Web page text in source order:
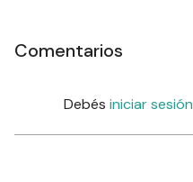
Comentarios
Debés iniciar sesión